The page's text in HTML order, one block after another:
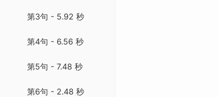
第3句 - 5.92 秒
第4句 - 6.56 秒
第5句 - 7.48 秒
第6句 - 2.48 秒